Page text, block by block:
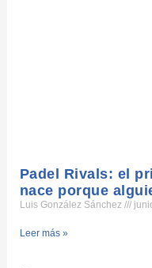
Padel Rivals: el
nace porque
Luis González Sánchez
Leer más »